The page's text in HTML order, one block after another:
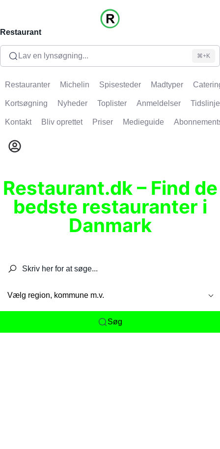
Restaurant
Lav en lynsøgning... ⌘+K
Restauranter Michelin Spisesteder Madtyper
Kortsøgning Nyheder Toplister Anmeldelser Tidslinje
Kontakt Bliv oprettet Priser Medieguide
Restaurant.dk – Find de
bedste restauranter i
Danmark
Vælg region, kommune m.v.
Søg